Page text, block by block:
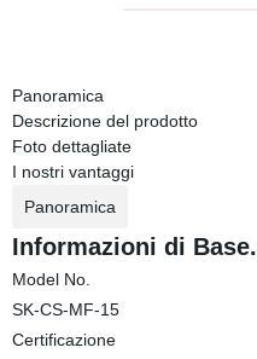
Panoramica
Descrizione del prodotto
Foto dettagliate
I nostri vantaggi
Panoramica
Informazioni di Base.
Model No.
SK-CS-MF-15
Certificazione